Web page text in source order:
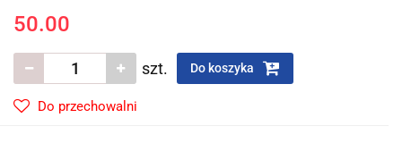
50.00
szt. Do koszyka
Do przechowalni